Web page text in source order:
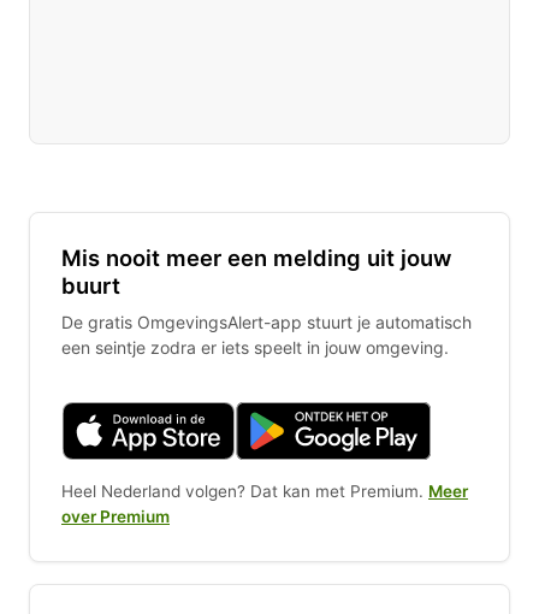
Mis nooit meer een melding uit jouw
buurt
De gratis OmgevingsAlert-app stuurt je automatisch
een seintje zodra er iets speelt in jouw omgeving.
Heel Nederland volgen? Dat kan met Premium. Meer
over Premium